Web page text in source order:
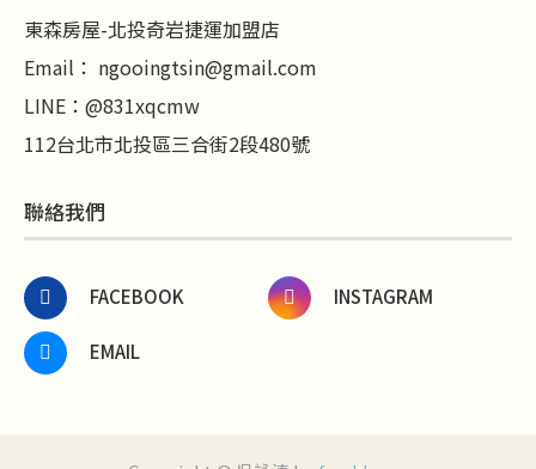
東森房屋-北投奇岩捷運加盟店
Email： ngooingtsin@gmail.com
LINE ： @831xqcmw
112台北市北投區三合街2段480號
聯絡我們
FACEBOOK INSTAGRAM
EMAIL